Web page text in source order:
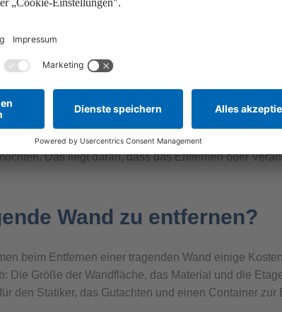
die Zustimmung des zuständigen Bauamts
Einbau eines zusätzlichen Fensters oder der
das Sie dem Bauamt vorlegen müssen. Der
Statik und Bausubstanz des Hauses. Auf Grundlage
zur Abstützung nötig sind.
zudem eine aussteifende Funktion, kann das
Das liegt daran, dass das Entfernen oder
Wand zu entfernen?
beim Entfernen einer tragenden Wand einige
Die Größe der Wandfläche, das Material und die
den Statiker, das Gutachten und einen Container